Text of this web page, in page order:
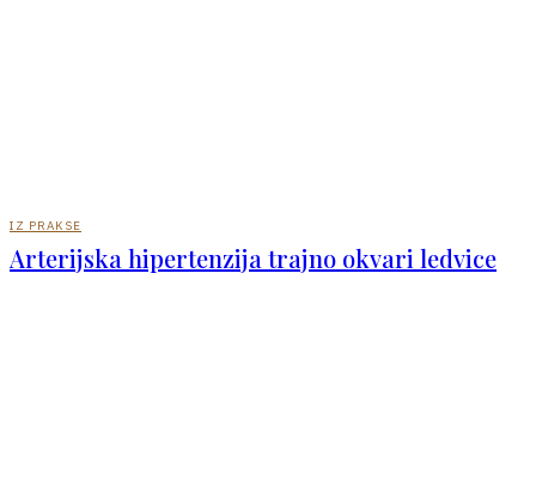
IZ PRAKSE
Arterijska hipertenzija trajno okvari ledvice